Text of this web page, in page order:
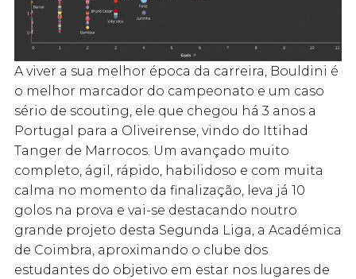
A viver a sua melhor época da carreira, Bouldini é
o melhor marcador do campeonato e um caso
sério de scouting, ele que chegou há 3 anos a
Portugal para a Oliveirense, vindo do Ittihad
Tanger de Marrocos. Um avançado muito
completo, ágil, rápido, habilidoso e com muita
calma no momento da finalização, leva já 10
golos na prova e vai-se destacando noutro
grande projeto desta Segunda Liga, a Académica
de Coimbra, aproximando o clube dos
estudantes do objetivo em estar nos lugares de